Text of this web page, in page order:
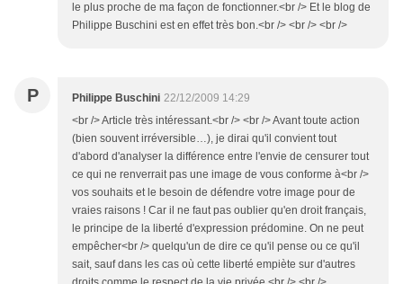
le plus proche de ma façon de fonctionner.<br /> Et le blog de
Philippe Buschini est en effet très bon.<br /> <br /> <br />
P Philippe Buschini 22/12/2009 14:29
<br /> Article très intéressant.<br /> <br /> Avant toute action
(bien souvent irréversible…), je dirai qu'il convient tout
d'abord d'analyser la différence entre l'envie de censurer tout
ce qui ne renverrait pas une image de vous conforme à<br />
vos souhaits et le besoin de défendre votre image pour de
vraies raisons ! Car il ne faut pas oublier qu'en droit français,
le principe de la liberté d'expression prédomine. On ne peut
empêcher<br /> quelqu'un de dire ce qu'il pense ou ce qu'il
sait, sauf dans les cas où cette liberté empiète sur d'autres